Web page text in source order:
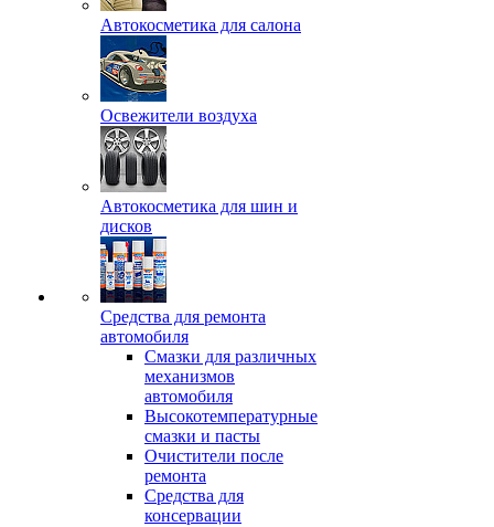
Автокосметика для салона
Освежители воздуха
Автокосметика для шин и
дисков
Средства для ремонта
автомобиля
Смазки для различных
механизмов
автомобиля
Высокотемпературные
смазки и пасты
Очистители после
ремонта
Средства для
консервации